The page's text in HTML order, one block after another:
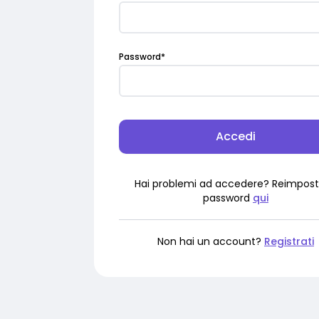
Password*
Accedi
Hai problemi ad accedere?
password qui
Non hai un account? Registrati